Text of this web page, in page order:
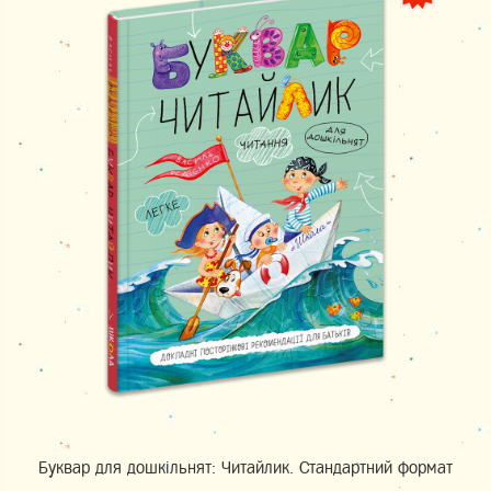
Буквар для дошкільнят: Читайлик. Стандартний формат